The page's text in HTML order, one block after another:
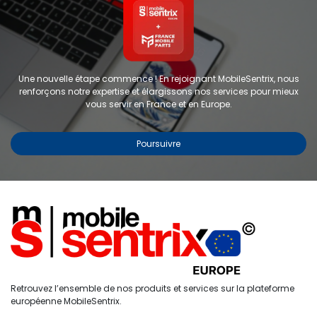
Étiquettes
Accueil Recherche
0
Compte
Une nouvelle étape commence ! En rejoignant MobileSentrix, nous
renforçons notre expertise et élargissons nos services pour mieux
vous servir en France et en Europe.
Poursuivre
Retrouvez l’ensemble de nos produits et services sur la plateforme
européenne MobileSentrix.
Copyright © 2024 FMP-France. Tous droits réservés